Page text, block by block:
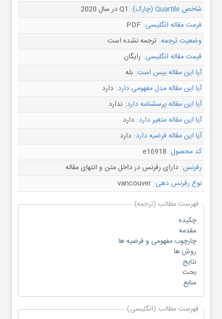
شاخص Quartile (چارک):
Q1 در سال 2020
فرمت مقاله انگلیسی: PDF
وضعیت ترجمه: ترجمه نشده است
قیمت مقاله انگلیسی: رایگان
آیا این مقاله بیس است: بله
آیا این مقاله مدل مفهومی دارد: دارد
آیا این مقاله پرسشنامه دارد: ندارد
آیا این مقاله متغیر دارد: دارد
آیا این مقاله فرضیه دارد: دارد
کد محصول: e16918
رفرنس: دارای رفرنس در داخل متن و انتهای مقاله
نوع رفرنس دهی: vancouver
فهرست مطالب (ترجمه)
چکیده
مقدمه
چارچوب مفهومی و فرضیه ها
روش ها
نتایج
بحث
منابع
فهرست مطالب (انگلیسی)